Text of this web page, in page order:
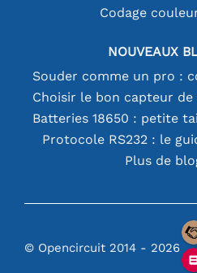
Codage
NOUVEAUX
Protocole RS232 : le
Plus de
© Opencircuit 2014 - 2026